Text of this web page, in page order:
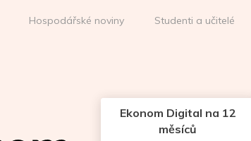
Hospodářské noviny Studenti a učitelé
Ekonom Digital na 12
měsíců